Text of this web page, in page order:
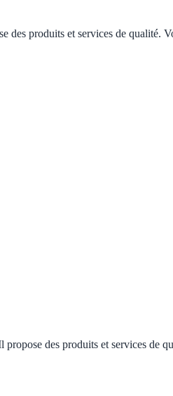
produits et services de qualité.
des produits et services de